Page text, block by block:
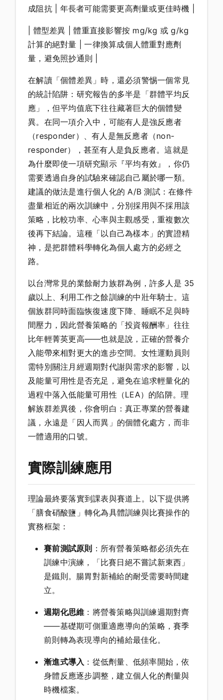
成阻抗 | 年長者可能需要更高劑量或更佳時機 |
| 體型差異 | 體重直接影響按 mg/kg 或 g/kg
計算的絕對量 | 一律換算成個人體重對應劑
量，避免照抄通則 |
在解讀「個體差異」時，還必須警惕一個常見
的統計陷阱：研究報告的多半是「群體平均反
應」，但平均值底下往往藏著巨大的個體變
異。在同一項介入中，可能有人是強反應者
（responder）、有人是無反應者（non-
responder），甚至有人是負反應者。這就是
為什麼即使一項研究顯示『平均有效』，你仍
需要透過自身的試驗來確認自己屬於哪一類。
建議的做法是進行個人化的 A/B 測試：在條件
盡量相近的兩次訓練中，分別採用與不採用該
策略，比較功率、心率與主觀感受，重複數次
後再下結論。這種「以自己為樣本」的實證精
神，是把群體科學轉化為個人處方的必經之
路。
以台灣常見的業餘耐力族群為例，許多人是 35
歲以上、利用工作之餘訓練的中壯年騎士。這
個族群同時面臨恢復速度下降、睡眠不足與時
間壓力，因此營養策略的「投資報酬率」往往
比年輕菁英更高——也就是說，正確的營養介
入能帶來相對更大的進步空間。女性運動員則
需特別關注月經週期對代謝與需求的影響，以
及能量可用性是否充足，避免在追求輕量化的
過程中落入低能量可用性（LEA）的陷阱。理
解族群差異後，你會明白：真正專業的營養建
議，永遠是「因人而異」的個體化處方，而非
一體適用的口號。
實際訓練應用
理論最終要落實到課表與賽道上。以下提供將
「膳食硝酸鹽」轉化為具體訓練與比賽操作的
實務框架：
賽前測試原則 ：所有營養策略都必須先在
訓練中演練，「比賽日絕不嘗試新東西」
是鐵則。腸胃對新補給的耐受需要時間建
立。
週期化思維 ：將營養策略與訓練週期對齊
——基礎期可側重適應導向的策略，賽季
前則轉為表現導向的補給最佳化。
漸進式導入 ：從低劑量、低頻率開始，依
身體反應逐步調整，建立個人化的劑量與
時機檔案。